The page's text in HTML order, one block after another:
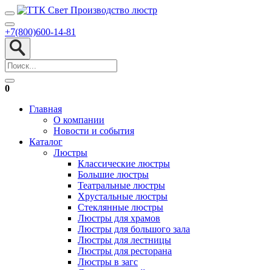
+7(800)600-14-81
0
Главная
О компании
Новости и события
Каталог
Люстры
Классические люстры
Большие люстры
Театральные люстры
Хрустальные люстры
Стеклянные люстры
Люстры для храмов
Люстры для большого зала
Люстры для лестницы
Люстры для ресторана
Люстры в загс